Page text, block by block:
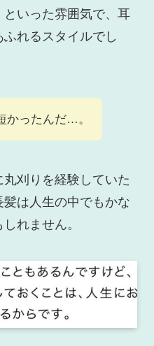
いった雰囲気で、耳
れるスタイルでし
かったんだ…。
刈りを経験していた
は人生の中でもかな
れません。